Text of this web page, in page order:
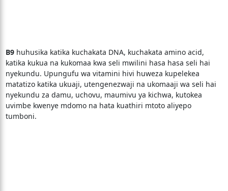
B9huhusika katika kuchakata DNA, kuchakata amino acid,
katika kukua na kukomaa kwa seli mwilini hasa hasa seli hai
nyekundu. Upungufu wa vitamini hivi huweza kupelekea
matatizo katika ukuaji, utengenezwaji na ukomaaji wa seli hai
nyekundu za damu, uchovu, maumivu ya kichwa, kutokea
uvimbe kwenye mdomo na hata kuathiri mtoto aliyepo
tumboni.